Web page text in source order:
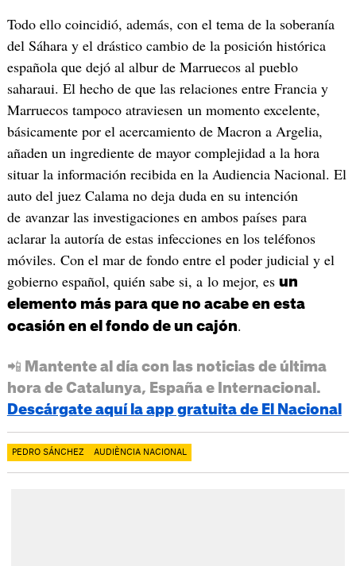
Todo ello coincidió, además, con el tema de la soberanía
del Sáhara y el drástico cambio de la posición histórica
española que dejó al albur de Marruecos al pueblo
saharaui. El hecho de que las relaciones entre Francia y
Marruecos tampoco atraviesen un momento excelente,
básicamente por el acercamiento de Macron a Argelia,
añaden un ingrediente de mayor complejidad a la hora
situar la información recibida en la Audiencia Nacional. El
auto del juez Calama no deja duda en su intención
de avanzar las investigaciones en ambos países para
aclarar la autoría de estas infecciones en los teléfonos
móviles. Con el mar de fondo entre el poder judicial y el
gobierno español, quién sabe si, a lo mejor, es un
elemento más para que no acabe en esta
ocasión en el fondo de un cajón.
📲 Mantente al día con las noticias de última
hora de Catalunya, España e Internacional.
Descárgate aquí la app gratuita de El Nacional
PEDRO SÁNCHEZ AUDIÈNCIA NACIONAL